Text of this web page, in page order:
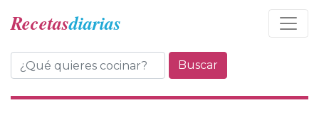
Recetasdiarias
Buscar